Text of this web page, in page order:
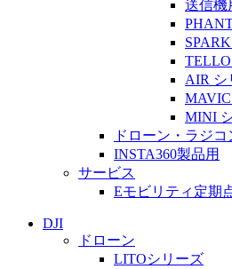
送信機
AIR シ
MINI
ドローン・ラジ
INSTA360製品用
サービス
Eモビリティ定期
DJI
ドローン
LITOシリーズ